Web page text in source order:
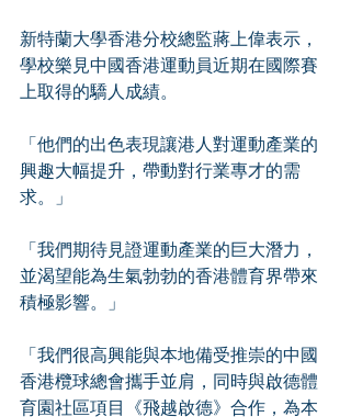
新特蘭大學香港分校總監蔣上偉表示，
學校樂見中國香港運動員近期在國際賽
上取得的驕人成績。
「他們的出色表現讓港人對運動產業的
興趣大幅提升，帶動對行業專才的需
求。」
「我們期待見證運動產業的巨大潛力，
並渴望能為生氣勃勃的香港體育界帶來
積極影響。」
「我們很高興能與本地備受推崇的中國
香港欖球總會攜手並肩，同時與啟德體
育園社區項目《飛越啟德》合作，為本